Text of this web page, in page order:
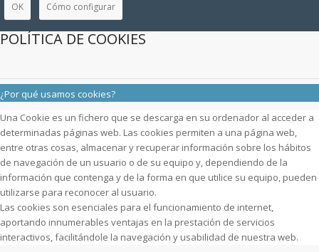
OK Cómo configurar
POLÍTICA DE COOKIES
¿Por qué usamos cookies?
Una Cookie es un fichero que se descarga en su ordenador al acceder a
determinadas páginas web. Las cookies permiten a una página web,
entre otras cosas, almacenar y recuperar información sobre los hábitos
de navegación de un usuario o de su equipo y, dependiendo de la
información que contenga y de la forma en que utilice su equipo, pueden
utilizarse para reconocer al usuario.
Las cookies son esenciales para el funcionamiento de internet,
aportando innumerables ventajas en la prestación de servicios
interactivos, facilitándole la navegación y usabilidad de nuestra web.